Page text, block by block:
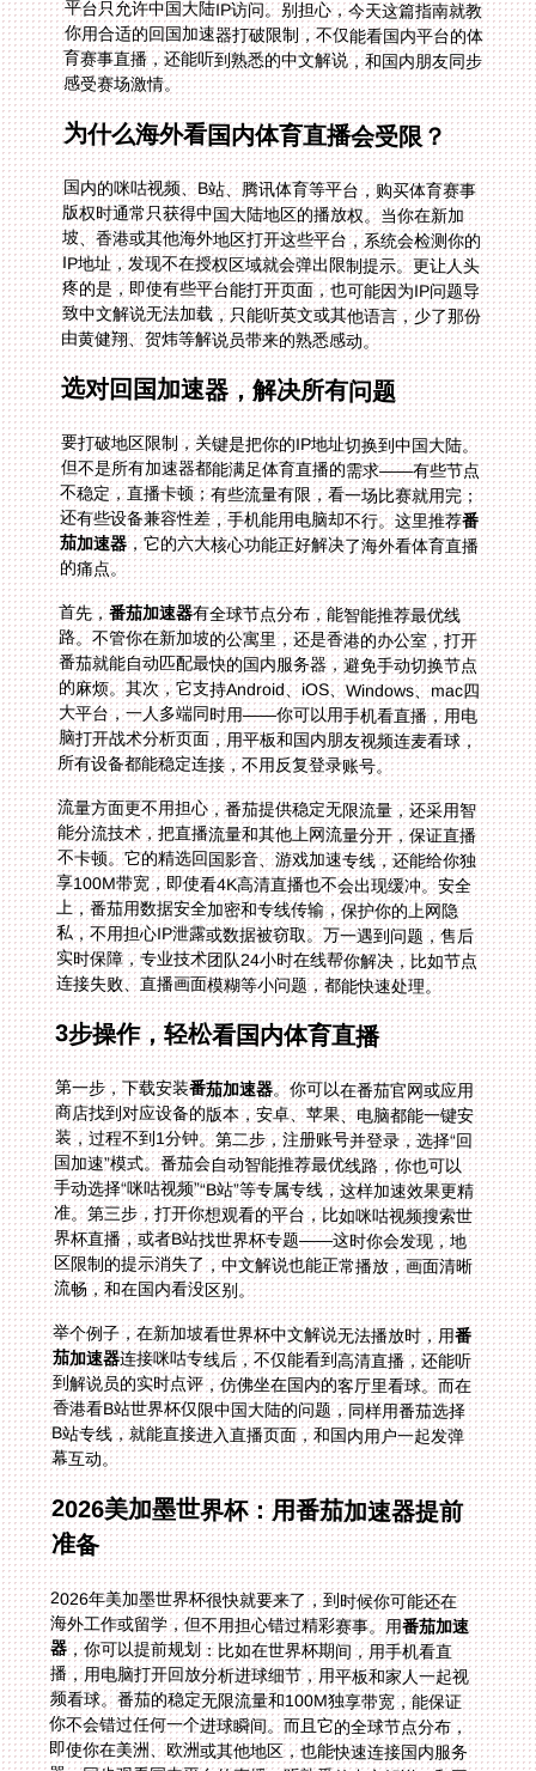
感受赛场激情。
为什么海外看国内体育直播会受限？
国内的咪咕视频、B站、腾讯体育等平台，购买体育赛事
版权时通常只获得中国大陆地区的播放权。当你在新加
坡、香港或其他海外地区打开这些平台，系统会检测你的
IP地址，发现不在授权区域就会弹出限制提示。更让人头
疼的是，即使有些平台能打开页面，也可能因为IP问题导
致中文解说无法加载，只能听英文或其他语言，少了那份
由黄健翔、贺炜等解说员带来的熟悉感动。
选对回国加速器，解决所有问题
要打破地区限制，关键是把你的IP地址切换到中国大陆。
但不是所有加速器都能满足体育直播的需求——有些节点
不稳定，直播卡顿；有些流量有限，看一场比赛就用完；
还有些设备兼容性差，手机能用电脑却不行。这里推荐番
茄加速器，它的六大核心功能正好解决了海外看体育直播
的痛点。
首先，番茄加速器有全球节点分布，能智能推荐最优线
路。不管你在新加坡的公寓里，还是香港的办公室，打开
番茄就能自动匹配最快的国内服务器，避免手动切换节点
的麻烦。其次，它支持Android、iOS、Windows、mac四
大平台，一人多端同时用——你可以用手机看直播，用电
脑打开战术分析页面，用平板和国内朋友视频连麦看球，
所有设备都能稳定连接，不用反复登录账号。
流量方面更不用担心，番茄提供稳定无限流量，还采用智
能分流技术，把直播流量和其他上网流量分开，保证直播
不卡顿。它的精选回国影音、游戏加速专线，还能给你独
享100M带宽，即使看4K高清直播也不会出现缓冲。安全
上，番茄用数据安全加密和专线传输，保护你的上网隐
私，不用担心IP泄露或数据被窃取。万一遇到问题，售后
实时保障，专业技术团队24小时在线帮你解决，比如节点
连接失败、直播画面模糊等小问题，都能快速处理。
3步操作，轻松看国内体育直播
第一步，下载安装番茄加速器。你可以在番茄官网或应用
商店找到对应设备的版本，安卓、苹果、电脑都能一键安
装，过程不到1分钟。第二步，注册账号并登录，选择“回
国加速”模式。番茄会自动智能推荐最优线路，你也可以
手动选择“咪咕视频”“B站”等专属专线，这样加速效果更精
准。第三步，打开你想观看的平台，比如咪咕视频搜索世
界杯直播，或者B站找世界杯专题——这时你会发现，地
区限制的提示消失了，中文解说也能正常播放，画面清晰
流畅，和在国内看没区别。
举个例子，在新加坡看世界杯中文解说无法播放时，用番
茄加速器连接咪咕专线后，不仅能看到高清直播，还能听
到解说员的实时点评，仿佛坐在国内的客厅里看球。而在
香港看B站世界杯仅限中国大陆的问题，同样用番茄选择
B站专线，就能直接进入直播页面，和国内用户一起发弹
幕互动。
2026美加墨世界杯：用番茄加速器提前
准备
2026年美加墨世界杯很快就要来了，到时候你可能还在
海外工作或留学，但不用担心错过精彩赛事。用番茄加速
器，你可以提前规划：比如在世界杯期间，用手机看直
播，用电脑打开回放分析进球细节，用平板和家人一起视
频看球。番茄的稳定无限流量和100M独享带宽，能保证
你不会错过任何一个进球瞬间。而且它的全球节点分布，
即使你在美洲、欧洲或其他地区，也能快速连接国内服务
器，同步观看国内平台的直播，听熟悉的中文解说，和国